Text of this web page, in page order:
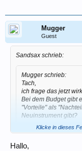
Mugger
Guest
Sandsax schrieb:
Mugger schrieb:
Tach,
ich frage das jetzt
Bei dem Budget gibt
"Vorteile" als
Neuinstrument gibt?
Sicher: ja.
Klicke in dieses
Hallo,